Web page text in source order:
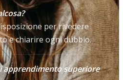
per rivedere
e chiarire ogni dubbio.
apprendimento superiore